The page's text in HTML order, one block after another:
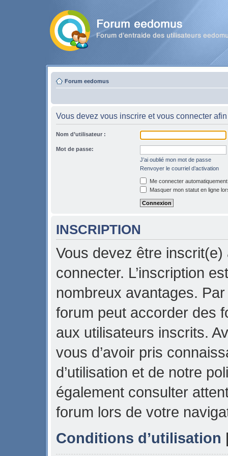
Forum eedomus
Vous devez vous inscrire et vous connecter
Nom d’utilisateur :
Mot de passe:
J’ai oublié mon mot de passe
Renvoyer le courriel d’activation
Me connecter
Masquer mon statut en ligne
INSCRIPTION
Vous devez être
connecter. L’inscription
nombreux avantages.
forum peut accorder des
aux utilisateurs inscrits.
vous d’avoir pris
d’utilisation et de notre
également consulter
forum lors de votre
Conditions d’utilisation